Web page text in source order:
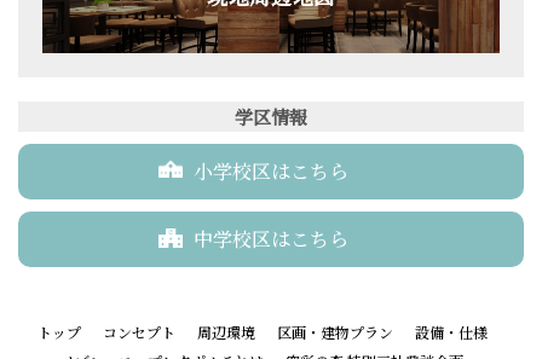
学区情報
小学校区はこちら
中学校区はこちら
トップ コンセプト 周辺環境 区画・建物プラン
設備・仕様